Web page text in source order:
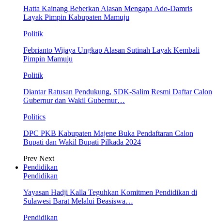
Hatta Kainang Beberkan Alasan Mengapa Ado-Damris
Layak Pimpin Kabupaten Mamuju
Politik
Febrianto Wijaya Ungkap Alasan Sutinah Layak Kembali
Pimpin Mamuju
Politik
Diantar Ratusan Pendukung, SDK-Salim Resmi Daftar Calon
Gubernur dan Wakil Gubernur…
Politics
DPC PKB Kabupaten Majene Buka Pendaftaran Calon
Bupati dan Wakil Bupati Pilkada 2024
Prev Next
Pendidikan
Pendidikan
Yayasan Hadji Kalla Teguhkan Komitmen Pendidikan di
Sulawesi Barat Melalui Beasiswa…
Pendidikan